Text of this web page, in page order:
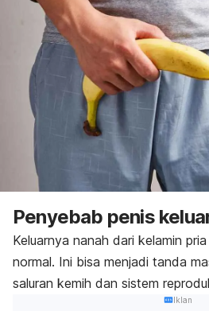
Penyebab penis
Keluarnya nanah dari kelamin
normal. Ini bisa menjadi tanda
saluran kemih dan sistem
Iklan